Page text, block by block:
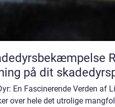
på dit
En Fascinerende Verden af
over hele det utrolige